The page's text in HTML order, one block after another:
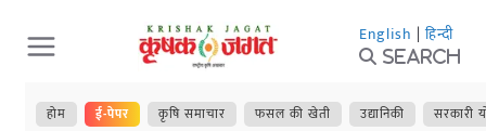
Skip
to
content
English | हिन्दी
Search
होम ई-पेपर कृषि समाचार फसल की खेती उद्यानिकी सरकारी